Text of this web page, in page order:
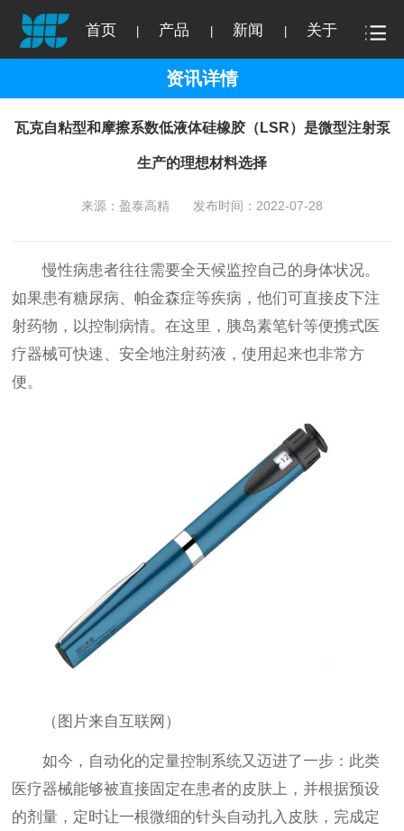
首页 产品 新闻 关于
资讯详情
瓦克自粘型和摩擦系数低液体硅橡胶（LSR）是微型注射泵
生产的理想材料选择
来源：盈泰高精 发布时间：2022-07-28
慢性病患者往往需要全天候监控自己的身体状况。
如果患有糖尿病、帕金森症等疾病，他们可直接皮下注
射药物，以控制病情。在这里，胰岛素笔针等便携式医
疗器械可快速、安全地注射药液，使用起来也非常方
便。
（图片来自互联网）
如今，自动化的定量控制系统又迈进了一步：此类
医疗器械能够被直接固定在患者的皮肤上，并根据预设
的剂量，定时让一根微细的针头自动扎入皮肤，完成定